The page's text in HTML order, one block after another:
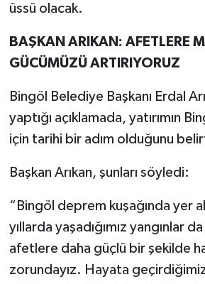
üssü olacak.
BAŞKAN ARIKAN: AFETLERE
GÜCÜMÜZÜ ARTIRIYORUZ
Bingöl Belediye Başkanı Erdal
yaptığı açıklamada, yatırımın
için tarihi bir adım olduğunu
Başkan Arıkan, şunları söyledi:
“Bingöl deprem kuşağında yer
yıllarda yaşadığımız yangınlar
afetlere daha güçlü bir şekilde
zorundayız. Hayata